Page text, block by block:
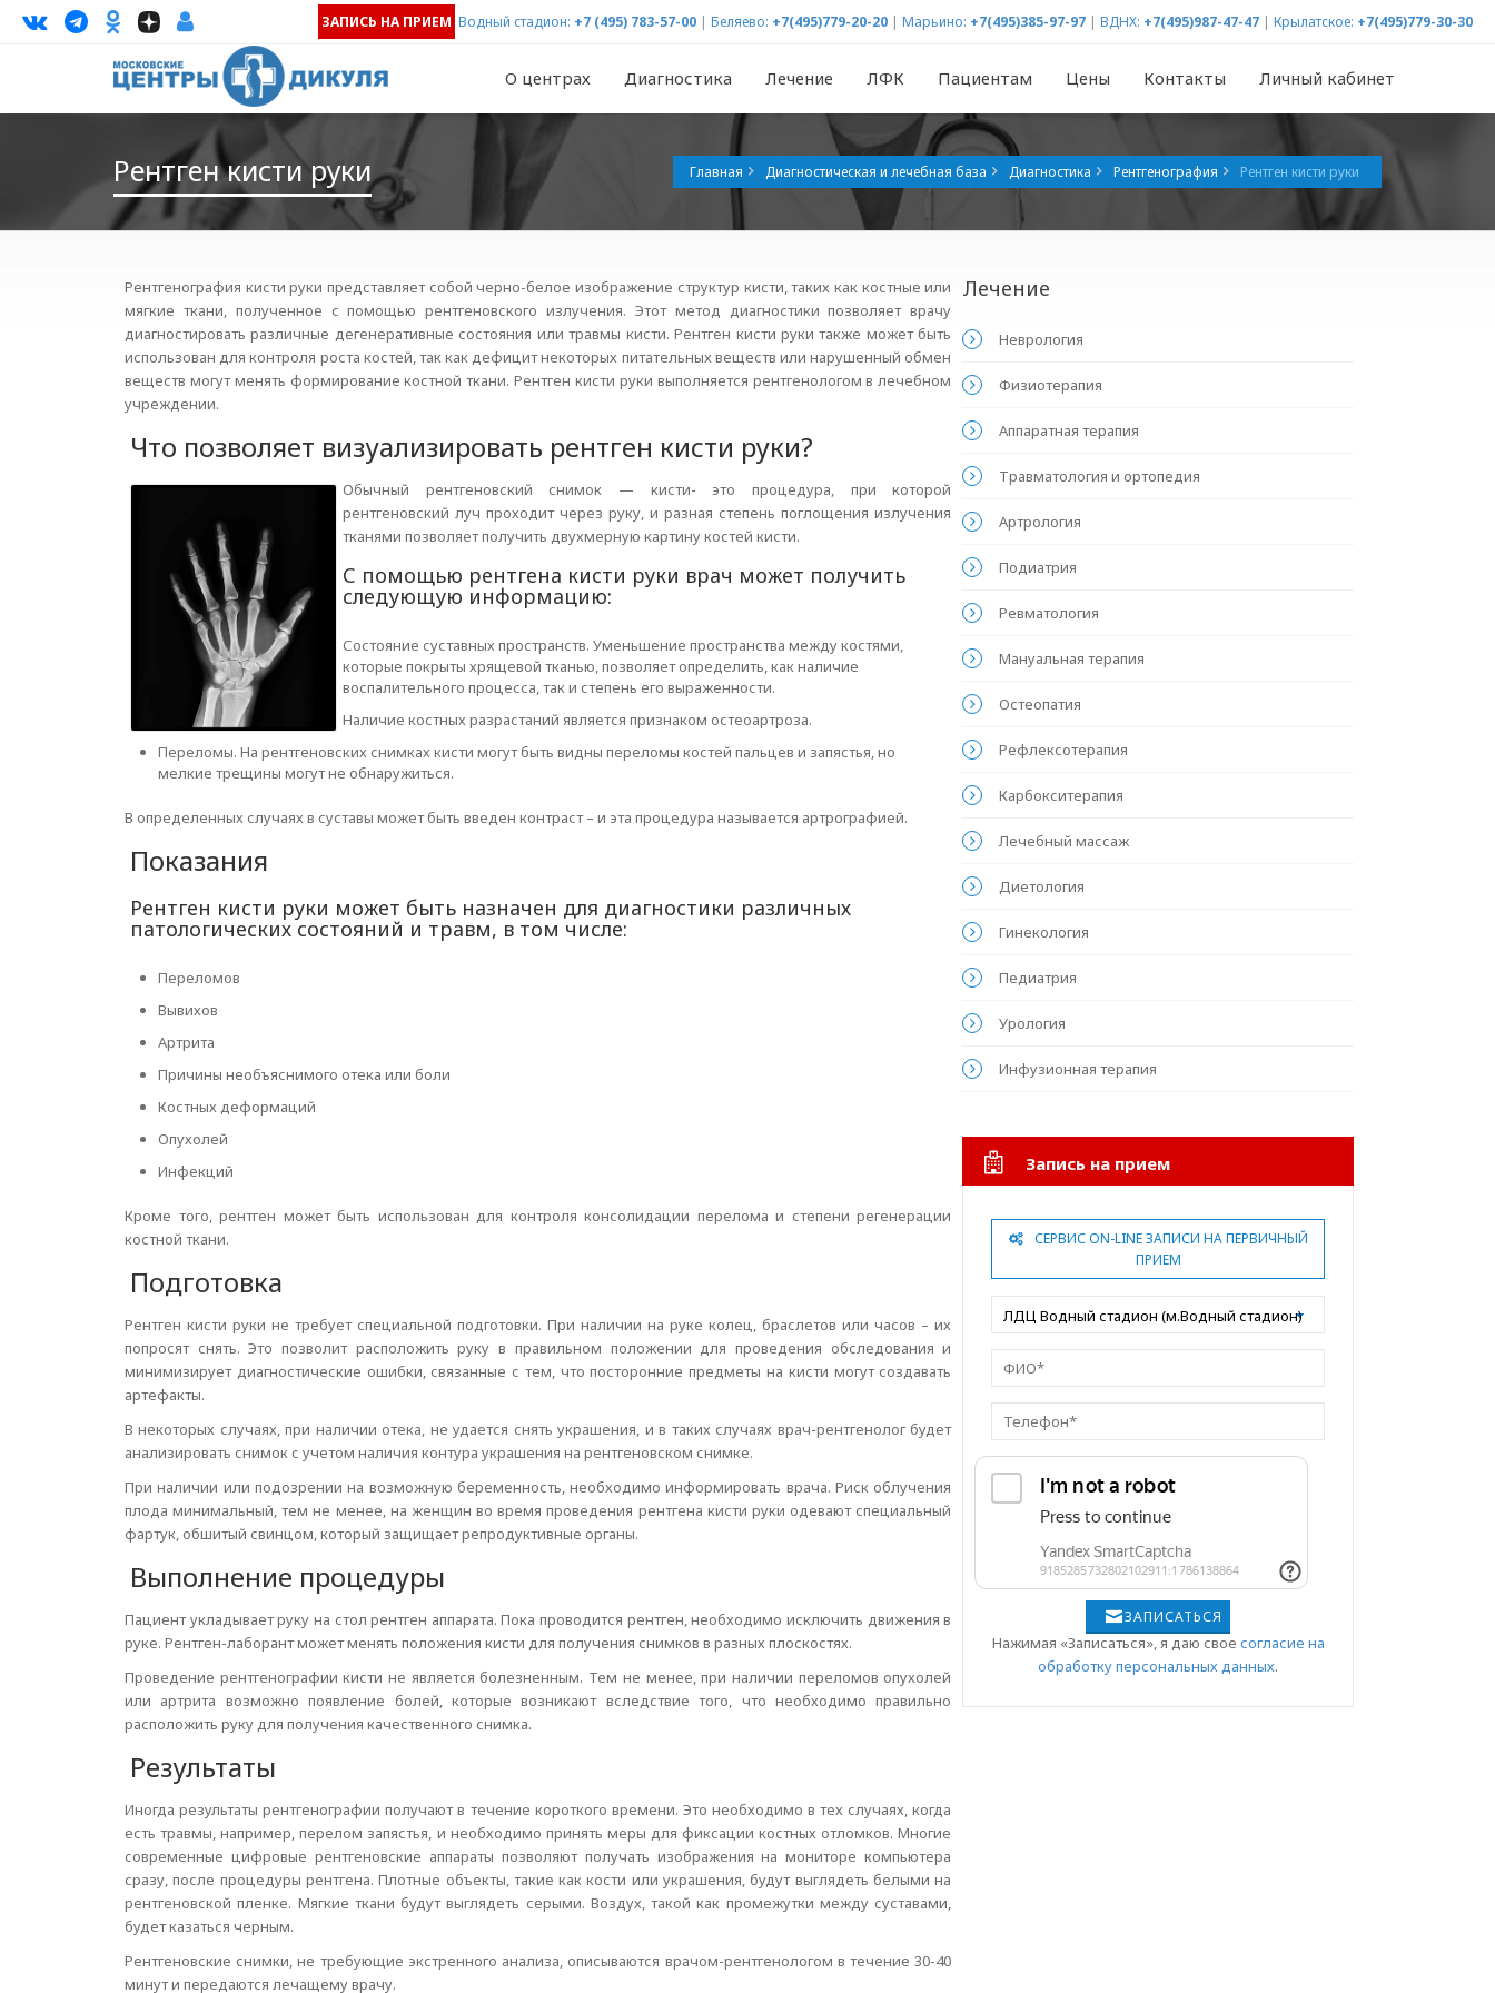
ЗАПИСЬ НА ПРИЕМ Водный стадион: +7 (495) 783-57-00 | Беляево: +7(495)779-20-20 | Марьино: +7(495)385-97-97 | ВДНХ: +7(495)987-47-47 | Крылатское: +7(495)779-30-30
О центрах Диагностика Лечение ЛФК Пациентам Цены Контакты Личный кабинет
Рентген кисти руки Главная Диагностическая и лечебная база Диагностика Рентгенография Рентген кисти руки
Рентгенография кисти руки представляет собой черно-белое изображение структур кисти, таких как костные или
мягкие ткани, полученное с помощью рентгеновского излучения. Этот метод диагностики позволяет врачу
диагностировать различные дегенеративные состояния или травмы кисти. Рентген кисти руки также может быть
использован для контроля роста костей, так как дефицит некоторых питательных веществ или нарушенный обмен
веществ могут менять формирование костной ткани. Рентген кисти руки выполняется рентгенологом в лечебном
учреждении.
Что позволяет визуализировать рентген кисти руки?
Обычный рентгеновский снимок — кисти- это процедура, при которой
рентгеновский луч проходит через руку, и разная степень поглощения излучения
тканями позволяет получить двухмерную картину костей кисти.
С помощью рентгена кисти руки врач может получить
следующую информацию:
Состояние суставных пространств. Уменьшение пространства между костями,
которые покрыты хрящевой тканью, позволяет определить, как наличие
воспалительного процесса, так и степень его выраженности.
Наличие костных разрастаний является признаком остеоартроза.
Переломы. На рентгеновских снимках кисти могут быть видны переломы костей пальцев и запястья, но
мелкие трещины могут не обнаружиться.
В определенных случаях в суставы может быть введен контраст – и эта процедура называется артрографией.
Показания
Рентген кисти руки может быть назначен для диагностики различных
патологических состояний и травм, в том числе:
Переломов
Вывихов
Артрита
Причины необъяснимого отека или боли
Костных деформаций
Опухолей
Инфекций
Кроме того, рентген может быть использован для контроля консолидации перелома и степени регенерации
костной ткани.
Подготовка
Рентген кисти руки не требует специальной подготовки. При наличии на руке колец, браслетов или часов – их
попросят снять. Это позволит расположить руку в правильном положении для проведения обследования и
минимизирует диагностические ошибки, связанные с тем, что посторонние предметы на кисти могут создавать
артефакты.
В некоторых случаях, при наличии отека, не удается снять украшения, и в таких случаях врач-рентгенолог будет
анализировать снимок с учетом наличия контура украшения на рентгеновском снимке.
При наличии или подозрении на возможную беременность, необходимо информировать врача. Риск облучения
плода минимальный, тем не менее, на женщин во время проведения рентгена кисти руки одевают специальный
фартук, обшитый свинцом, который защищает репродуктивные органы.
Выполнение процедуры
Пациент укладывает руку на стол рентген аппарата. Пока проводится рентген, необходимо исключить движения в
руке. Рентген-лаборант может менять положения кисти для получения снимков в разных плоскостях.
Проведение рентгенографии кисти не является болезненным. Тем не менее, при наличии переломов опухолей
или артрита возможно появление болей, которые возникают вследствие того, что необходимо правильно
расположить руку для получения качественного снимка.
Результаты
Иногда результаты рентгенографии получают в течение короткого времени. Это необходимо в тех случаях, когда
есть травмы, например, перелом запястья, и необходимо принять меры для фиксации костных отломков. Многие
современные цифровые рентгеновские аппараты позволяют получать изображения на мониторе компьютера
сразу, после процедуры рентгена. Плотные объекты, такие как кости или украшения, будут выглядеть белыми на
рентгеновской пленке. Мягкие ткани будут выглядеть серыми. Воздух, такой как промежутки между суставами,
будет казаться черным.
Рентгеновские снимки, не требующие экстренного анализа, описываются врачом-рентгенологом в течение 30-40
минут и передаются лечащему врачу.
Лечение
Неврология
Физиотерапия
Аппаратная терапия
Травматология и ортопедия
Артрология
Подиатрия
Ревматология
Мануальная терапия
Остеопатия
Рефлексотерапия
Карбокситерапия
Лечебный массаж
Диетология
Гинекология
Педиатрия
Урология
Инфузионная терапия
Запись на прием
СЕРВИС ON-LINE ЗАПИСИ НА ПЕРВИЧНЫЙ
ПРИЕМ
ЗАПИСАТЬСЯ
Нажимая «Записаться», я даю свое согласие на
обработку персональных данных.